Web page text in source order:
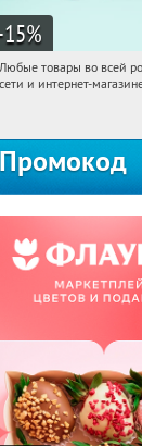
%
07:06:35
Любые товары во всей
сети и интернет-
Промокод